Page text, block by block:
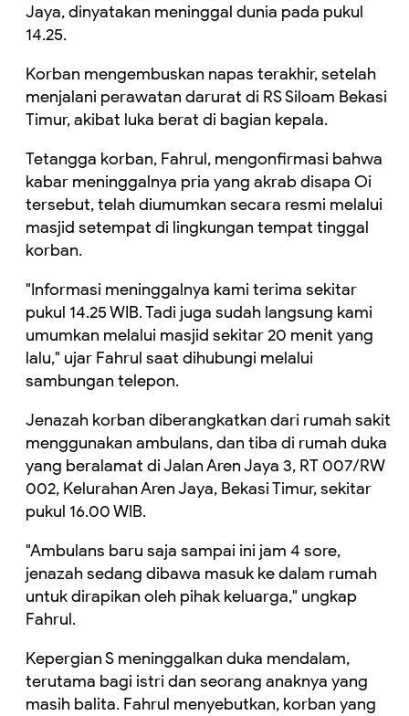
Jaya, dinyatakan meninggal dunia pada pukul
14.25.
Korban mengembuskan napas terakhir, setelah
menjalani perawatan darurat di RS Siloam Bekasi
Timur, akibat luka berat di bagian kepala.
Tetangga korban, Fahrul, mengonfirmasi bahwa
kabar meninggalnya pria yang akrab disapa Oi
tersebut, telah diumumkan secara resmi melalui
masjid setempat di lingkungan tempat tinggal
korban.
"Informasi meninggalnya kami terima sekitar
pukul 14.25 WIB. Tadi juga sudah langsung kami
umumkan melalui masjid sekitar 20 menit yang
lalu," ujar Fahrul saat dihubungi melalui
sambungan telepon.
Jenazah korban diberangkatkan dari rumah sakit
menggunakan ambulans, dan tiba di rumah duka
yang beralamat di Jalan Aren Jaya 3, RT 007/RW
002, Kelurahan Aren Jaya, Bekasi Timur, sekitar
pukul 16.00 WIB.
"Ambulans baru saja sampai ini jam 4 sore,
jenazah sedang dibawa masuk ke dalam rumah
untuk dirapikan oleh pihak keluarga," ungkap
Fahrul.
Kepergian S meninggalkan duka mendalam,
terutama bagi istri dan seorang anaknya yang
masih balita. Fahrul menyebutkan, korban yang